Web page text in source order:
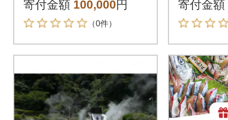
寄付金額 100,000円
（0件）
寄付金額